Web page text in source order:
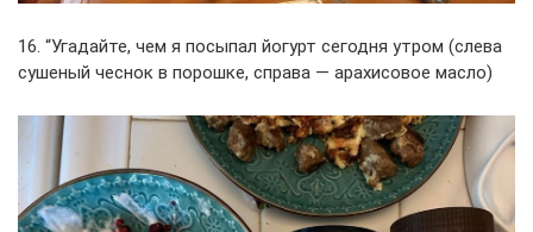
16. “Угадайте, чем я посыпал йогурт сегодня утром (слева
сушеный чеснок в порошке, справа — арахисовое масло)